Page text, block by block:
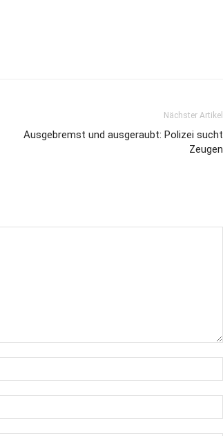
Nächster Artikel
Ausgebremst und ausgeraubt: Polizei sucht
Zeugen